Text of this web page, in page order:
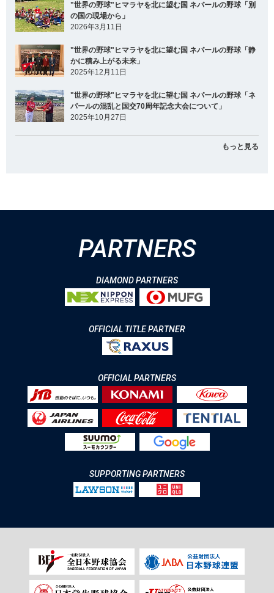
"世界の野球"ヒマラヤを北に望む国 ネパールの野球「別
の国の現場から」
2026年3月11日
"世界の野球"ヒマラヤを北に望む国 ネパールの野球「静
かに積み上がる未来」
2025年12月11日
"世界の野球"ヒマラヤを北に望む国 ネパールの野球「ネ
パールの混乱と国交70周年記念大会について」
2025年10月27日
もっと見る
PARTNERS
DIAMOND PARTNERS
OFFICIAL TITLE PARTNER
OFFICIAL PARTNERS
SUPPORTING PARTNERS